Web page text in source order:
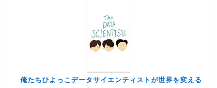
俺たちひよっこデータサイエンティストが世界を変える